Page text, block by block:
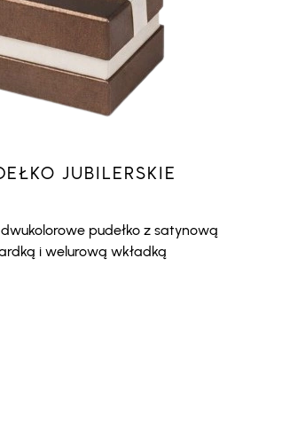
JUBILERSKIE
pudełko z satynową
i welurową wkładką